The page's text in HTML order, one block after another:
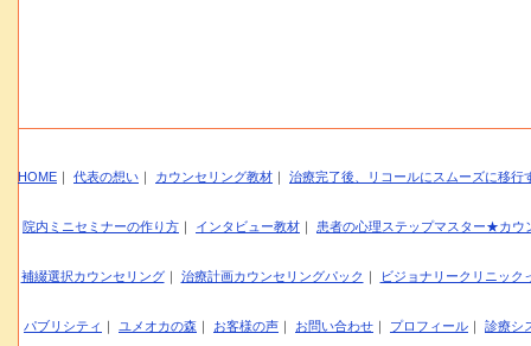
HOME ｜ 代表の想い ｜ カウンセリング教材 ｜ 治療完了後、リコールにスムーズに移行
院内ミニセミナーの作り方 ｜ インタビュー教材 ｜ 患者の心理ステップマスター★カウ
補綴選択カウンセリング｜ 治療計画カウンセリングパック ｜ ビジョナリークリニック
パブリシティ ｜ ユメオカの森 ｜ お客様の声 ｜ お問い合わせ ｜ プロフィール ｜ 診療シ